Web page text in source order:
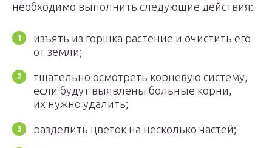
необходимо выполнить следующие действия:
изъять из горшка растение и очистить его
от земли;
тщательно осмотреть корневую систему,
если будут выявлены больные корни,
их нужно удалить;
разделить цветок на несколько частей;